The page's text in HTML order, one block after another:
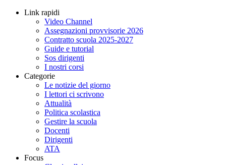
Link rapidi
Video Channel
Assegnazioni provvisorie 2026
Contratto scuola 2025-2027
Guide e tutorial
Sos dirigenti
I nostri corsi
Categorie
Le notizie del giorno
I lettori ci scrivono
Attualità
Politica scolastica
Gestire la scuola
Docenti
Dirigenti
ATA
Focus